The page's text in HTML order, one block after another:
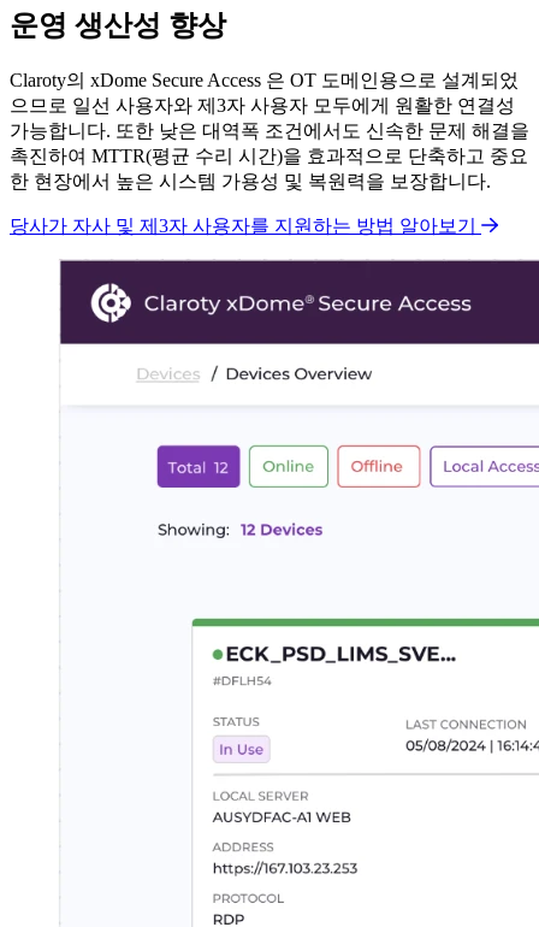
운영 생산성 향상
Claroty의 xDome Secure Access 은 OT 도메인용으로 설계되었
으므로 일선 사용자와 제3자 사용자 모두에게 원활한 연결성
가능합니다. 또한 낮은 대역폭 조건에서도 신속한 문제 해결을
촉진하여 MTTR(평균 수리 시간)을 효과적으로 단축하고 중요
한 현장에서 높은 시스템 가용성 및 복원력을 보장합니다.
당사가 자사 및 제3자 사용자를 지원하는 방법 알아보기